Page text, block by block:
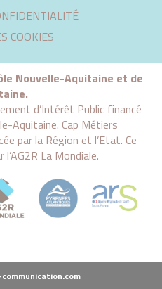
Aller
au
contenu
COOKIES
Nouvelle-Aquitaine et de
d’Intérêt Public financé
Aquitaine. Cap Métiers
par la Région et l’Etat. Ce
La Mondiale.